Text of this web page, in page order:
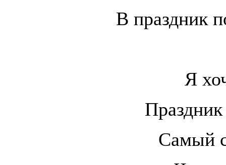
В праздник
Я
Самый